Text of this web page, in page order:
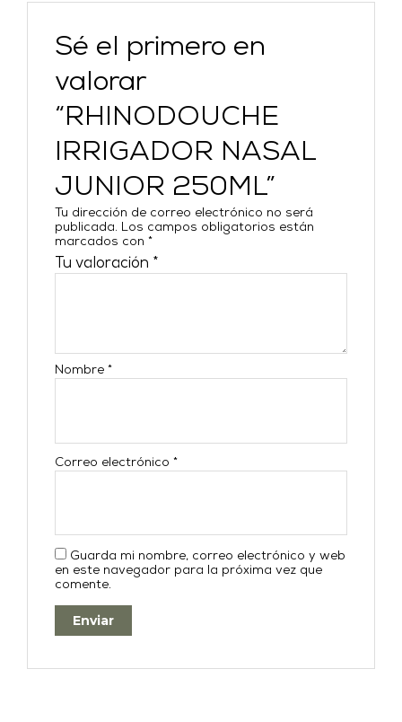
Sé el primero en
valorar
“RHINODOUCHE
IRRIGADOR NASAL
JUNIOR 250ML”
Tu dirección de correo electrónico no será
publicada. Los campos obligatorios están
marcados con*
Tu valoración *
Nombre*
Correo electrónico*
Guarda mi nombre, correo electrónico y web
en este navegador para la próxima vez que
comente.